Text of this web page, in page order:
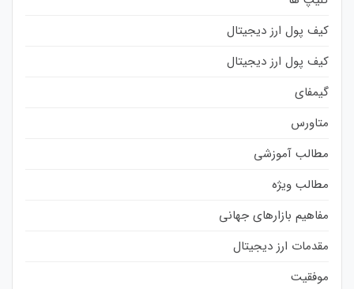
کیف پول ارز دیجیتال
کیف پول ارز دیجیتال
گیمفای
متاورس
مطالب آموزشی
مطالب ویژه
مفاهیم بازارهای جهانی
مقدمات ارز دیجیتال
موفقیت